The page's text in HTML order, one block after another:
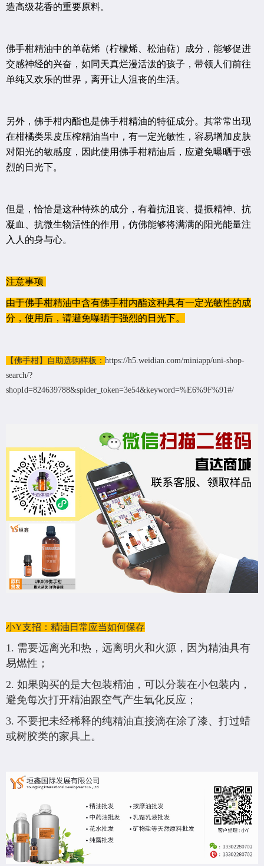
造高级花香的重要原料。
佛手柑精油中的单萜烯（柠檬烯、松油萜）成分，能够促进
交感神经的兴奋，如同天真烂漫活泼的孩子，带领人们前往
单纯又欢乐的世界，离开让人沮丧的生活。
另外，佛手柑内酯也是佛手柑精油的特征成分。其常常出现
在柑橘类果皮压榨精油当中，有一定光敏性，容易增加皮肤
对阳光的敏感度，因此使用佛手柑精油后，应避免曝晒于强
烈的日光下。
但是，恰恰是这种特殊的成分，有着抗沮丧、提振精神、抗
凝血、抗微生物活性的作用，仿佛能够将满满的阳光能量注
入人的身与心。
注意事项
由于佛手柑精油中含有佛手柑内酯这种具有一定光敏性的成
分，使用后，请避免曝晒于强烈的日光下。
【佛手柑】自助选购样板： https://h5.weidian.com/miniapp/uni-shop-
search/?
shopId=824639788&spider_token=3e54&keyword=%E6%9F%91#/
小Y支招：精油日常应当如何保存
1. 需要远离光和热，远离明火和火源，因为精油具有
易燃性；
2. 如果购买的是大包装精油，可以分装在小包装内，
避免每次打开精油跟空气产生氧化反应；
3. 不要把未经稀释的纯精油直接滴在涂了漆、打过蜡
或树胶类的家具上。